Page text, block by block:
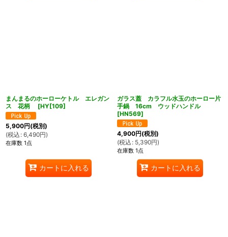
まんまるのホーローケトル エレガン
ス 花柄
[HY[109]
5,900円(税別)
(税込 : 6,490円)
在庫数 1点
カートに入れる
ガラス蓋 カラフル水玉のホーロー片
手鍋 16cm ウッドハンドル
[HN569]
4,900円(税別)
(税込 : 5,390円)
在庫数 1点
カートに入れる